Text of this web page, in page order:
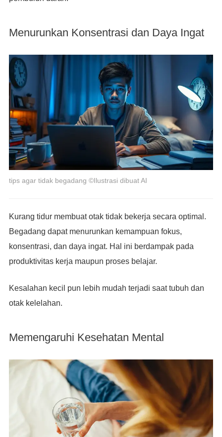
Menurunkan Konsentrasi dan Daya Ingat
tips agar tidak begadang ©Ilustrasi dibuat AI
Kurang tidur membuat otak tidak bekerja secara optimal.
Begadang dapat menurunkan kemampuan fokus,
konsentrasi, dan daya ingat. Hal ini berdampak pada
produktivitas kerja maupun proses belajar.
Kesalahan kecil pun lebih mudah terjadi saat tubuh dan
otak kelelahan.
Memengaruhi Kesehatan Mental